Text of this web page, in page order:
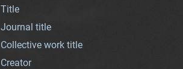
Title
Journal title
Collective work title
Creator